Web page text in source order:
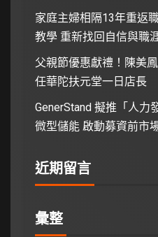
家庭主婦相隔13年重返
教學 重新找回自信與職
父親節優惠獻禮！陳美
任華陀扶元堂一日店長
GenerStand 擬推「人力
微型儲能 啟動募資前市
近期留言
彙整